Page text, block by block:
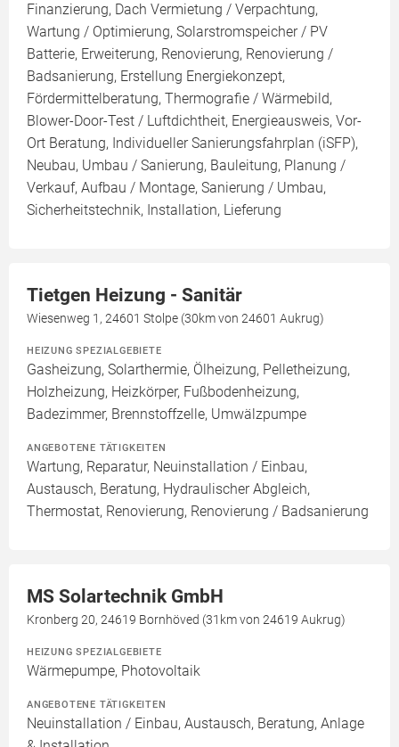
Finanzierung, Dach Vermietung / Verpachtung,
Wartung / Optimierung, Solarstromspeicher / PV
Batterie, Erweiterung, Renovierung, Renovierung /
Badsanierung, Erstellung Energiekonzept,
Fördermittelberatung, Thermografie / Wärmebild,
Blower-Door-Test / Luftdichtheit, Energieausweis, Vor-
Ort Beratung, Individueller Sanierungsfahrplan (iSFP),
Neubau, Umbau / Sanierung, Bauleitung, Planung /
Verkauf, Aufbau / Montage, Sanierung / Umbau,
Sicherheitstechnik, Installation, Lieferung
Tietgen Heizung - Sanitär
Wiesenweg 1, 24601 Stolpe (30km von 24601 Aukrug)
HEIZUNG SPEZIALGEBIETE
Gasheizung, Solarthermie, Ölheizung, Pelletheizung,
Holzheizung, Heizkörper, Fußbodenheizung,
Badezimmer, Brennstoffzelle, Umwälzpumpe
ANGEBOTENE TÄTIGKEITEN
Wartung, Reparatur, Neuinstallation / Einbau,
Austausch, Beratung, Hydraulischer Abgleich,
Thermostat, Renovierung, Renovierung / Badsanierung
MS Solartechnik GmbH
Kronberg 20, 24619 Bornhöved (31km von 24619 Aukrug)
HEIZUNG SPEZIALGEBIETE
Wärmepumpe, Photovoltaik
ANGEBOTENE TÄTIGKEITEN
Neuinstallation / Einbau, Austausch, Beratung, Anlage